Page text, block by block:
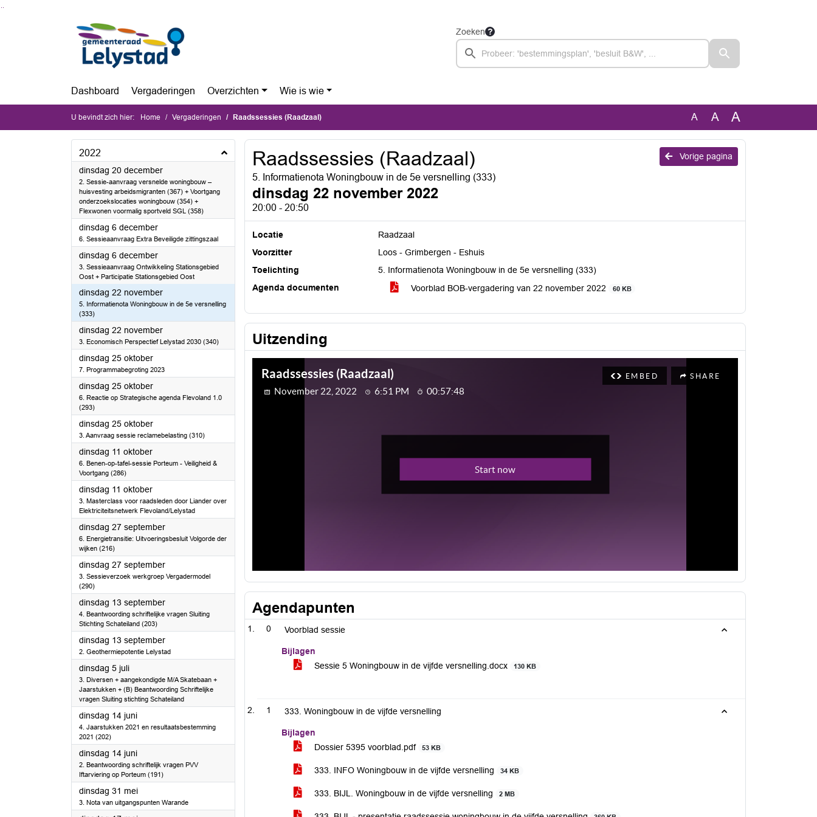
Zoeken
Dashboard Vergaderingen Overzichten Wie is wie
U bevindt zich hier: Home Vergaderingen Raadssessies (Raadzaal) A A A
2022
dinsdag 20 december2022
2. Sessie-aanvraag versnelde woningbouw –
huisvesting arbeidsmigranten (367) + Voortgang
onderzoekslocaties woningbouw (354) +
Flexwonen voormalig sportveld SGL (358)
dinsdag 6 december2022
6. Sessieaanvraag Extra Beveiligde zittingszaal
dinsdag 6 december2022
3. Sessieaanvraag Ontwikkeling Stationsgebied
Oost + Participatie Stationsgebied Oost
dinsdag 22 november2022
5. Informatienota Woningbouw in de 5e versnelling
(333)
dinsdag 22 november2022
3. Economisch Perspectief Lelystad 2030 (340)
dinsdag 25 oktober2022
7. Programmabegroting 2023
dinsdag 25 oktober2022
6. Reactie op Strategische agenda Flevoland 1.0
(293)
dinsdag 25 oktober2022
3. Aanvraag sessie reclamebelasting (310)
dinsdag 11 oktober2022
6. Benen-op-tafel-sessie Porteum - Veiligheid &
Voortgang (286)
dinsdag 11 oktober2022
3. Masterclass voor raadsleden door Liander over
Elektriciteitsnetwerk Flevoland/Lelystad
dinsdag 27 september2022
6. Energietransitie: Uitvoeringsbesluit Volgorde der
wijken (216)
dinsdag 27 september2022
3. Sessieverzoek werkgroep Vergadermodel
(290)
dinsdag 13 september2022
4. Beantwoording schriftelijke vragen Sluiting
Stichting Schateiland (203)
dinsdag 13 september2022
2. Geothermiepotentie Lelystad
dinsdag 5 juli2022
3. Diversen + aangekondigde M/A Skatebaan +
Jaarstukken + (B) Beantwoording Schriftelijke
vragen Sluiting stichting Schateiland
dinsdag 14 juni2022
4. Jaarstukken 2021 en resultaatsbestemming
2021 (202)
dinsdag 14 juni2022
2. Beantwoording schriftelijk vragen PVV
Iftarviering op Porteum (191)
dinsdag 31 mei2022
3. Nota van uitgangspunten Warande
Vorige pagina
Raadssessies (Raadzaal)
5. Informatienota Woningbouw in de 5e versnelling (333)
dinsdag 22 november 2022
20:00 - 20:50
Locatie
Raadzaal
Voorzitter
Loos - Grimbergen - Eshuis
Toelichting
5. Informatienota Woningbouw in de 5e versnelling (333)
Agenda documenten
Voorblad BOB-vergadering van 22 november 2022 60 KB
Uitzending
Agendapunten
0 Voorblad sessie
Bijlagen
Sessie 5 Woningbouw in de vijfde versnelling.docx
130 KB
1 333. Woningbouw in de vijfde versnelling
Bijlagen
Dossier 5395 voorblad.pdf
53 KB
333. INFO Woningbouw in de vijfde versnelling 34 KB
333. BIJL. Woningbouw in de vijfde versnelling 2 MB